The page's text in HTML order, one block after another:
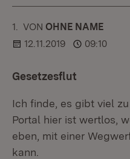
1. KOMMENTAR
VON :OHNE NAME
12.11.2019
09:10
Gesetzesflut
Ich finde, es gibt viel
Portal hier ist wertlos,
eben, mit einer
kann.